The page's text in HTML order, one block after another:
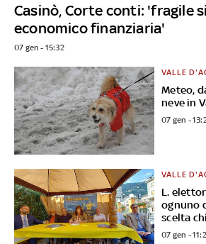
Casinò, Corte conti: 'fragile
economico finanziaria'
07 gen - 15:32
Meteo,
neve in
VALLE
07 gen -
L.
ognuno
scelta
VALLE
07 gen -